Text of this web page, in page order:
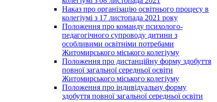
Наказ про організацію освітнього процесу в
колегіумі з 17 листопада 2021 року
Положення про команду психолого-
педагогічного супроводу дитини з
особливими освітніми потребами
Житомирського міського колегіуму
Положення про дистанційну форму здобуття
повної загальної середньої освіти
Житомирського міського колегіуму
Положення про індивідуальну форму
здобуття повної загальної середньої освіти